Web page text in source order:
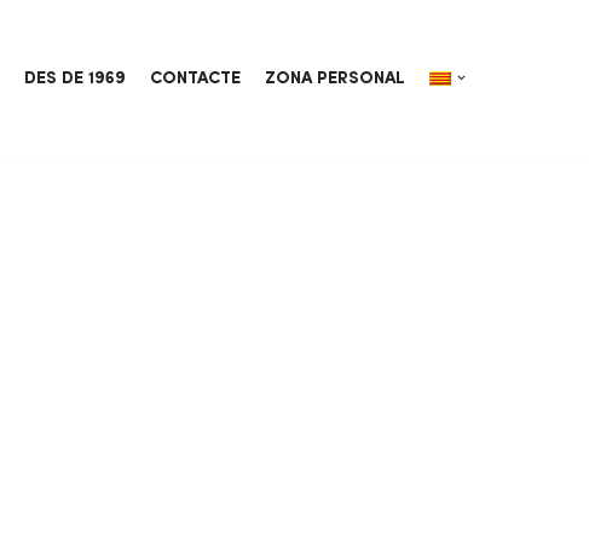
DES DE 1969 CONTACTE ZONA PERSONAL